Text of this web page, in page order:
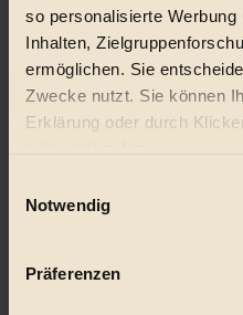
so personalisierte
Inhalten,
ermöglichen. Sie
Zwecke nutzt. Sie können
Erklärung oder durch
Wenn Sie es erlauben,
Ihr Gerät durch
Notwendig
Präferenzen
Folge uns auf Instagram
Themen
Bio
Vegan